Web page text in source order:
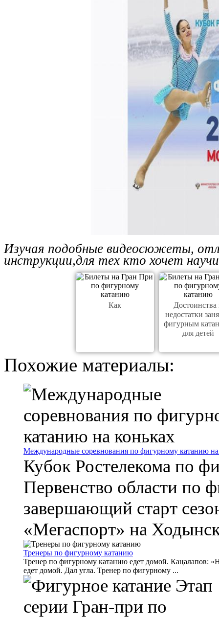
Изучая подобные видеосюжеты,
инструкции,для тех кто хочет
Как
Достоинства
недостатки
фигурным
для детей
Похожие материалы:
Международные соревнования по фигурному катанию на
Кубок Ростелекома по
Первенство области по
завершающий старт
«Мегаспорт» на
Тренеры по фигурному катанию
Тренер по фигурному катанию едет домой. Кацалапов:
едет домой. Дал угла. Тренер по фигурному ...